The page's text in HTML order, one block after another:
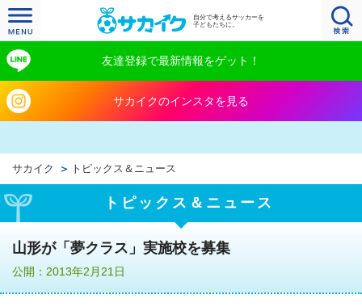
自分で考えるサッカーを
子どもたちに。
友達登録で最新情報をゲット！
サカイクのインスタを見る
サカイク トピックス＆ニュース
トピックス＆ニュース
山形が「夢クラス」実施校を募集
公開：2013年2月21日